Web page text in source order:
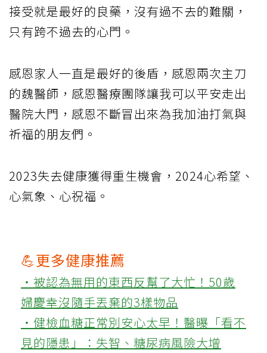
接受就是最好的良藥，沒有過不去的難關，
只有跨不過去的心門。
感恩家人一直是最好的後盾，感恩兩次主刀
的魏醫師，感恩醫療團隊讓我可以平安走出
醫院大門，感恩不斷冒出來為我加油打氣與
祈福的朋友們。
2023失去健康獲得重生機會，2024心希望、
心氣象、心祝福。
💪更多健康推薦
‧被認為無用的東西反幫了大忙！50歲
婦慶幸沒隨手丟棄的3樣物品
‧健檢血糖正常別安心太早！醫曝「看不
見的隱患」：失智、糖尿病風險大增